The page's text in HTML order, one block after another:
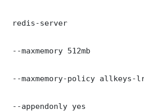
redis-server
--maxmemory 512mb
--maxmemory-policy allkeys-
--appendonly yes